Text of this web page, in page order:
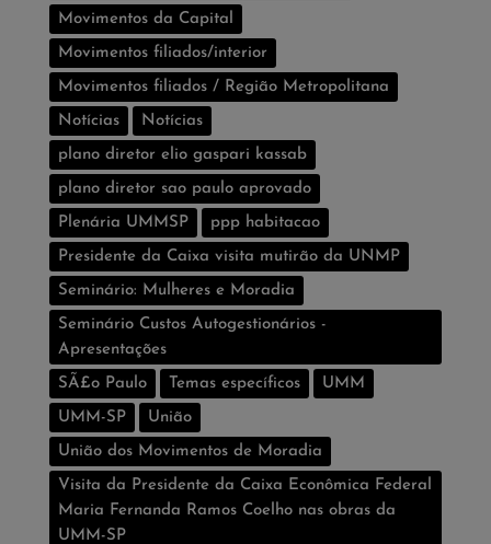
Movimentos da Capital
Movimentos filiados/interior
Movimentos filiados / Região Metropolitana
Notícias Notí­cias
plano diretor elio gaspari kassab
plano diretor sao paulo aprovado
Plenária UMMSP ppp habitacao
Presidente da Caixa visita mutirão da UNMP
Seminário: Mulheres e Moradia
Seminário Custos Autogestionários -
Apresentações
SÃ£o Paulo Temas especí­ficos UMM
UMM-SP União
União dos Movimentos de Moradia
Visita da Presidente da Caixa Econômica Federal
Maria Fernanda Ramos Coelho nas obras da
UMM-SP